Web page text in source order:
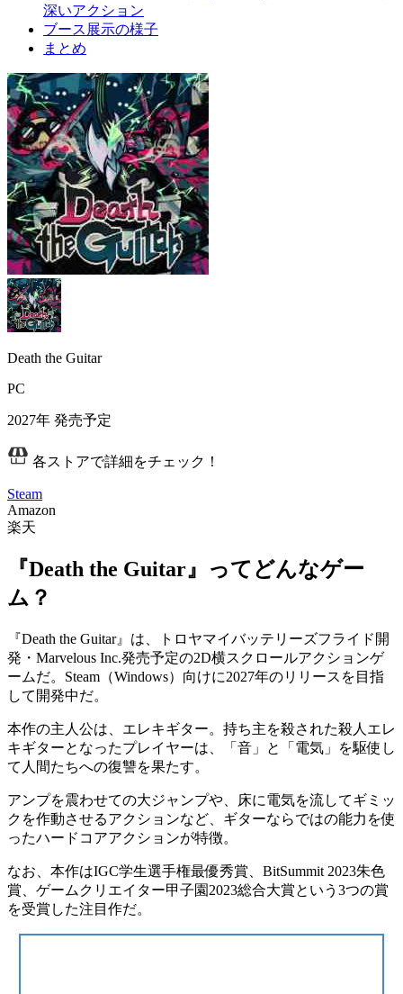
深いアクション
ブース展示の様子
まとめ
Death the Guitar
PC
2027年 発売予定
各ストアで詳細をチェック！
Steam
Amazon
楽天
『Death the Guitar』ってどんなゲー
ム？
『Death the Guitar』は、トロヤマイバッテリーズフライド開
発・Marvelous Inc.発売予定の2D横スクロールアクションゲ
ームだ。Steam（Windows）向けに2027年のリリースを目指
して開発中だ。
本作の主人公は、 エレキギター。持ち主を殺された殺人エレ
キギターとなったプレイヤーは、
「音」と「電気」を駆使し
て人間たちへの復讐を果たす。
アンプを震わせての大ジャンプや、床に電気を流してギミッ
クを作動させるアクションなど、ギターならではの能力を使
ったハードコアアクションが特徴。
なお、本作はIGC学生選手権最優秀賞
BitSummit 2023朱色
賞
ゲームクリエイター甲子園2023総合大賞という3つの賞
を受賞した注目作だ。